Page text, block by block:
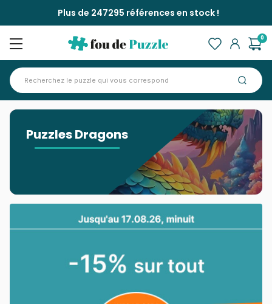
Plus de 247295 références en stock !
0
Puzzles Dragons